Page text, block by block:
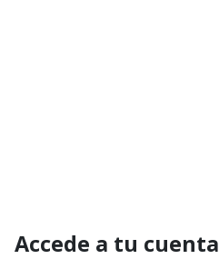
Accede a tu cuenta